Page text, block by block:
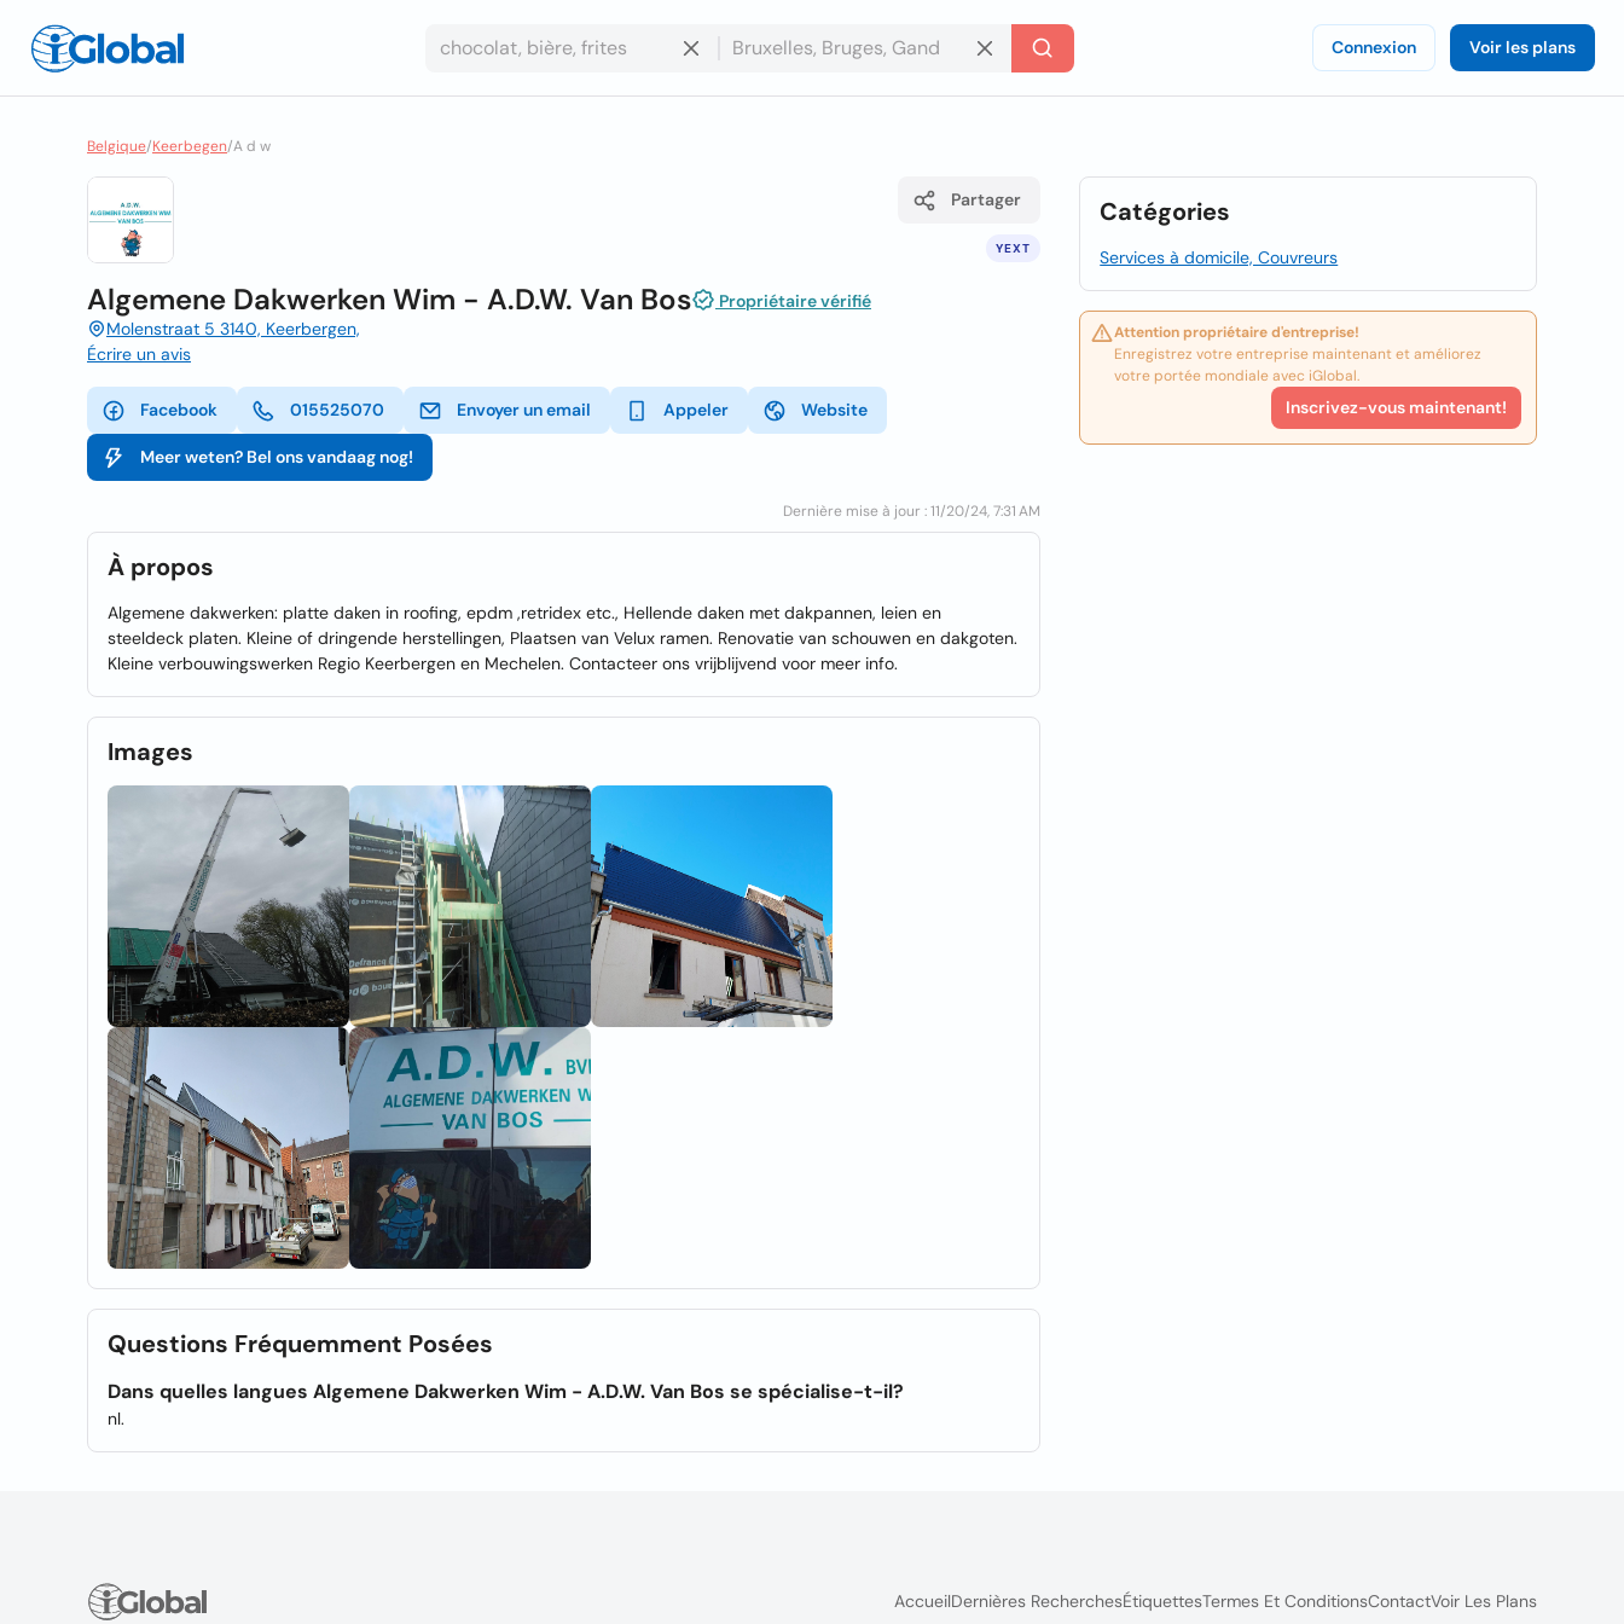
Connexion Voir les plans
Belgique/Keerbegen/A d w
YEXT
Partager
Algemene Dakwerken Wim - A.D.W. Van Bos
Propriétaire vérifié
Molenstraat 5 3140, Keerbergen,
Écrire un avis
Facebook 015525070 Envoyer un email Appeler Website
Meer weten? Bel ons vandaag nog!
Dernière mise à jour : 11/20/24, 7:31 AM
À propos
Algemene dakwerken: platte daken in roofing, epdm ,retridex etc., Hellende daken met dakpannen, leien en
steeldeck platen. Kleine of dringende herstellingen, Plaatsen van Velux ramen. Renovatie van schouwen en dakgoten.
Kleine verbouwingswerken Regio Keerbergen en Mechelen. Contacteer ons vrijblijvend voor meer info.
Images
Questions Fréquemment Posées
Dans quelles langues Algemene Dakwerken Wim - A.D.W. Van Bos se spécialise-t-il?
nl.
Catégories
Services à domicile, Couvreurs
Attention propriétaire d'entreprise!
Enregistrez votre entreprise maintenant et améliorez
votre portée mondiale avec iGlobal.
Inscrivez-vous maintenant!
AccueilDernières RecherchesÉtiquettesTermes Et ConditionsContactVoir Les Plans